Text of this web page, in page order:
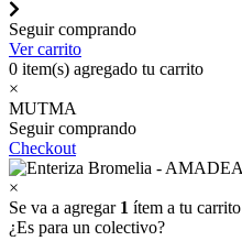
Seguir comprando
Ver carrito
0 item(s) agregado tu carrito
×
MUTMA
Seguir comprando
Checkout
×
Se va a agregar 1 ítem a tu carrito
¿Es para un colectivo?